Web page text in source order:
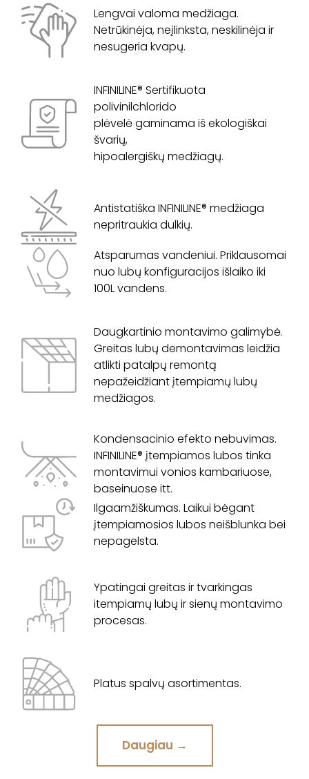
Lengvai valoma medžiaga.
Netrūkinėja, neįlinksta, neskilinėja ir
nesugeria kvapų.
INFINILINE® Sertifikuota
polivinilchlorido
plėvelė gaminama iš ekologiškai
švarių,
hipoalergiškų medžiagų.
Antistatiška INFINILINE® medžiaga
nepritraukia dulkių.
Atsparumas vandeniui. Priklausomai
nuo lubų konfiguracijos išlaiko iki
100L vandens.
Daugkartinio montavimo galimybė.
Greitas lubų demontavimas leidžia
atlikti patalpų remontą
nepažeidžiant įtempiamų lubų
medžiagos.
Kondensacinio efekto nebuvimas.
INFINILINE® įtempiamos lubos tinka
montavimui vonios kambariuose,
baseinuose itt.
Ilgaamžiškumas. Laikui bėgant
įtempiamosios lubos neišblunka bei
nepagelsta.
Ypatingai greitas ir tvarkingas
itempiamų lubų ir sienų montavimo
procesas.
Platus spalvų asortimentas.
Daugiau →